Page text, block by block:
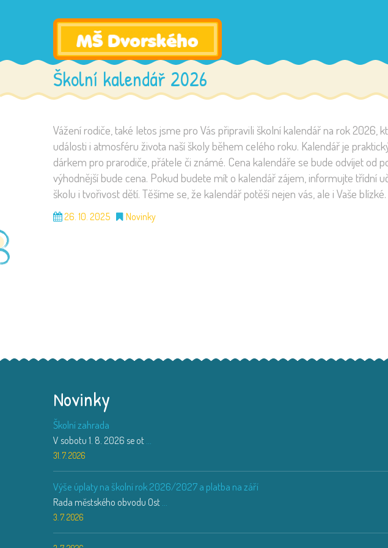
Školní kalendář 2026
Vážení rodiče, také letos jsme pro Vás připravili školní kalendář na rok 2026,
události i atmosféru života naší školy během celého roku. Kalendář je
dárkem pro prarodiče, přátele či známé. Cena kalendáře se bude odvíjet od
výhodnější bude cena. Pokud budete mít o kalendář zájem, informujte třídní
školu i tvořivost dětí. Těšíme se, že kalendář potěší nejen vás, ale i Vaše blízké.
26. 10. 2025 Novinky
Novinky
Školní zahrada
V sobotu 1. 8. 2026 se ot ...
31. 7. 2026
Výše úplaty na školní rok 2026/2027 a platba na září
Rada městského obvodu Ost ...
3. 7. 2026